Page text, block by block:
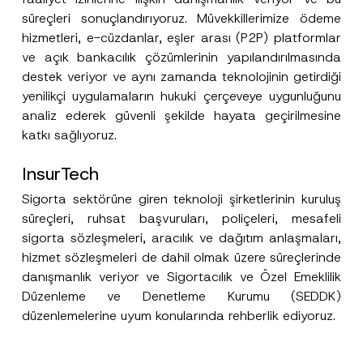
süreçleri sonuçlandırıyoruz. Müvekkillerimize ödeme
hizmetleri, e-cüzdanlar, eşler arası (P2P) platformlar
ve açık bankacılık çözümlerinin yapılandırılmasında
destek veriyor ve aynı zamanda teknolojinin getirdiği
yenilikçi uygulamaların hukuki çerçeveye uygunluğunu
analiz ederek güvenli şekilde hayata geçirilmesine
katkı sağlıyoruz.
InsurTech
Sigorta sektörüne giren teknoloji şirketlerinin kuruluş
süreçleri, ruhsat başvuruları, poliçeleri, mesafeli
sigorta sözleşmeleri, aracılık ve dağıtım anlaşmaları,
hizmet sözleşmeleri de dahil olmak üzere süreçlerinde
danışmanlık veriyor ve Sigortacılık ve Özel Emeklilik
Düzenleme ve Denetleme Kurumu (SEDDK)
düzenlemelerine uyum konularında rehberlik ediyoruz.
e
*